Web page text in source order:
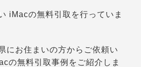
iMacの無料引取を行っていま
にお住まいの方からご依頼い
の無料引取事例をご紹介しま